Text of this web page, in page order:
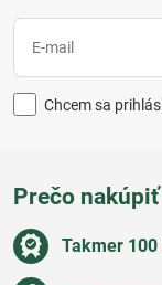
Chcem sa
Prečo
Takmer